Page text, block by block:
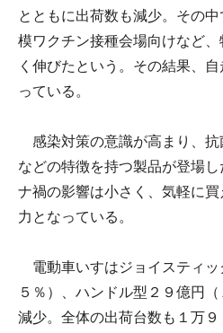
とともに出荷数も減少。その
模ワクチン接種会場向けなど
く伸びたという。その結果、
っている。
感染対策の意識が高まり、抗
などの特徴を持つ製品が登場
ナ禍の影響は小さく、気軽に
力となっている。
電動車いすはジョイスティ
５％）、ハンドル型２９億円
減少。全体の出荷台数も１万